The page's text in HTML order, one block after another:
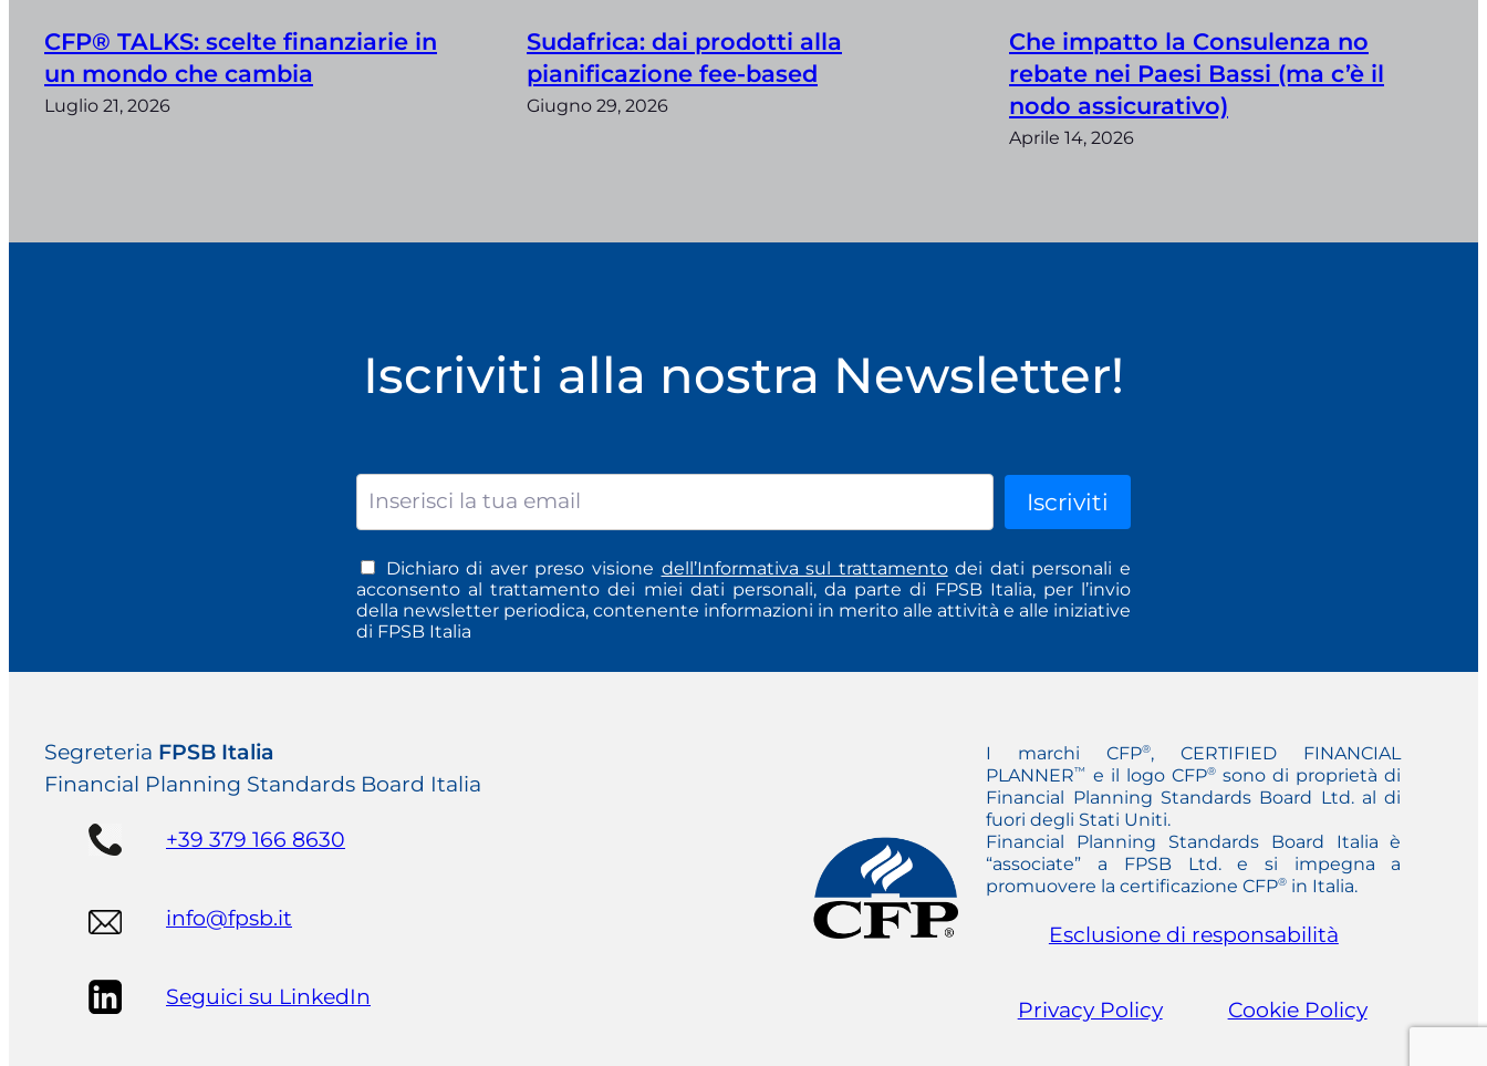
CFP® TALKS: scelte finanziarie in
un mondo che cambia
Luglio 21, 2026
Sudafrica: dai prodotti alla
pianificazione fee-based
Giugno 29, 2026
Che impatto la Consulenza no
rebate nei Paesi Bassi (ma c’è il
nodo assicurativo)
Aprile 14, 2026
Iscriviti alla nostra Newsletter!
Dichiaro di aver preso visione dell’Informativa sul trattamentodei dati personali e
acconsento al trattamento dei miei dati personali, da parte di FPSB Italia, per l’invio
della newsletter periodica, contenente informazioni in merito alle attività e alle iniziative
di FPSB Italia
Segreteria FPSB Italia
Financial Planning Standards Board Italia
+39 379 166 8630
info@fpsb.it
Seguici su LinkedIn
I marchi CFP®, CERTIFIED FINANCIAL
PLANNER™ e il logo CFP®sono di proprietà di
Financial Planning Standards Board Ltd. al di
fuori degli Stati Uniti.
Financial Planning Standards Board Italia è
“associate” a FPSB Ltd. e si impegna a
promuovere la certificazione CFP® in Italia.
Esclusione di responsabilità
Privacy Policy Cookie Policy